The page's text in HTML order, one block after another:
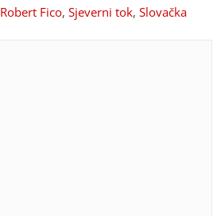
Robert Fico,Sjeverni tok,Slovačka